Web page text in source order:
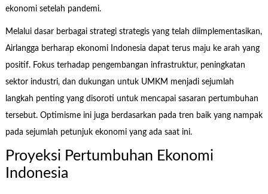
ekonomi setelah pandemi.
Melalui dasar berbagai strategi strategis yang telah diimplementasikan,
Airlangga berharap ekonomi Indonesia dapat terus maju ke arah yang
positif. Fokus terhadap pengembangan infrastruktur, peningkatan
sektor industri, dan dukungan untuk UMKM menjadi sejumlah
langkah penting yang disoroti untuk mencapai sasaran pertumbuhan
tersebut. Optimisme ini juga berdasarkan pada tren baik yang nampak
pada sejumlah petunjuk ekonomi yang ada saat ini.
Proyeksi Pertumbuhan Ekonomi
Indonesia